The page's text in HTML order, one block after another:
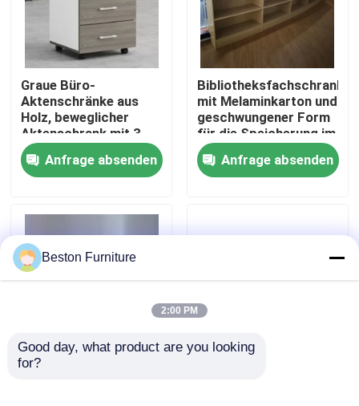
Über uns
Werksbesichtigung
Qualitätskontrolle
Nachrichten
Blog
Graue Büro-
Aktenschränke aus
Holz, beweglicher
Aktenschrank mit 3
Schubladen und
RädernAnfrage absenden
Bibliotheksfachschrank
mit Melaminkarton und
geschwungener Form
für die Speicherung im
Büro
Anfrage absenden
Melaminkartonspeicher
Beston Furniture
2:00 PM
Good day, what product are you looking
for?